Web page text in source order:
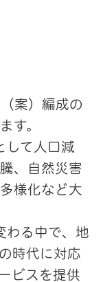
案）編成の
す。
して人口減
、自然災害
様化など大
わる中で、地
時代に対応
ビスを提供